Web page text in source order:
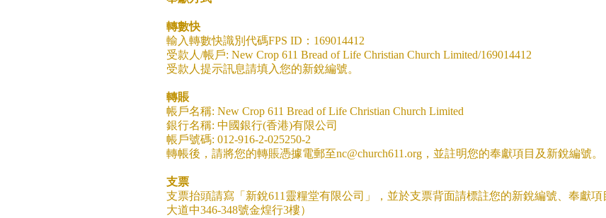
轉數快
輸入轉數快識別代碼FPS ID：169014412
受款人/帳戶: New Crop 611 Bread of Life Christian Church Limited/169014412
受款人提示訊息請填入您的新銳編號。
轉賬
帳戶名稱: New Crop 611 Bread of Life Christian Church Limited
銀行名稱: 中國銀行(香港)有限公司
帳戶號碼: 012-916-2-025250-2
轉帳後，請將您的轉賬憑據電郵至nc@church611.org，並註明您的奉獻項目及新銳編號。
支票
支票抬頭請寫「新銳611靈糧堂有限公司」，並於支票背面請標註您的新銳編號、奉獻
大道中346-348號金煌行3樓）